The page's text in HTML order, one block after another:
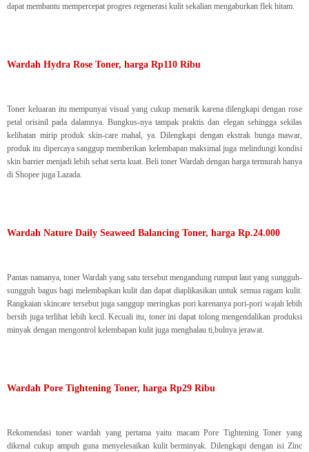
dapat membantu mempercepat progres regenerasi kulit sekalian mengaburkan flek hitam.
Wardah Hydra Rose Toner, harga Rp110 Ribu
Toner keluaran itu mempunyai visual yang cukup menarik karena dilengkapi dengan rose
petal orisinil pada dalamnya. Bungkus-nya tampak praktis dan elegan sehingga sekilas
kelihatan mirip produk skin-care mahal, ya. Dilengkapi dengan ekstrak bunga mawar,
produk itu dipercaya sanggup memberikan kelembapan maksimal juga melindungi kondisi
skin barrier menjadi lebih sehat serta kuat. Beli toner Wardah dengan harga termurah hanya
di Shopee juga Lazada.
Wardah Nature Daily Seaweed Balancing Toner, harga Rp.24.000
Pantas namanya, toner Wardah yang satu tersebut mengandung rumput laut yang sungguh-
sungguh bagus bagi melembapkan kulit dan dapat diaplikasikan untuk semua ragam kulit.
Rangkaian skincare tersebut juga sanggup meringkas pori karenanya pori-pori wajah lebih
bersih juga terlihat lebih kecil. Kecuali itu, toner ini dapat tolong mengendalikan produksi
minyak dengan mengontrol kelembapan kulit juga menghalau ti,bulnya jerawat.
Wardah Pore Tightening Toner, harga Rp29 Ribu
Rekomendasi toner wardah yang pertama yaitu macam Pore Tightening Toner yang
dikenal cukup ampuh guna menyelesaikan kulit berminyak. Dilengkapi dengan isi Zinc